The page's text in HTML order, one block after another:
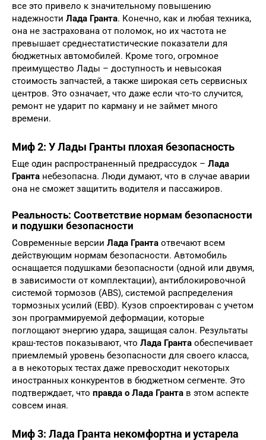
все это привело к значительному повышению
надежности Лада Гранта. Конечно, как и любая техника,
она не застрахована от поломок, но их частота не
превышает среднестатистические показатели для
бюджетных автомобилей. Кроме того, огромное
преимущество Лады – доступность и невысокая
стоимость запчастей, а также широкая сеть сервисных
центров. Это означает, что даже если что-то случится,
ремонт не ударит по карману и не займет много
времени.
Миф 2: У Лады Гранты плохая безопасность
Еще один распространенный предрассудок – Лада
Гранта небезопасна. Люди думают, что в случае аварии
она не сможет защитить водителя и пассажиров.
Реальность: Соответствие нормам безопасности
и подушки безопасности
Современные версии Лада Гранта отвечают всем
действующим нормам безопасности. Автомобиль
оснащается подушками безопасности (одной или двумя,
в зависимости от комплектации), антиблокировочной
системой тормозов (ABS), системой распределения
тормозных усилий (EBD). Кузов спроектирован с учетом
зон программируемой деформации, которые
поглощают энергию удара, защищая салон. Результаты
краш-тестов показывают, что Лада Гранта обеспечивает
приемлемый уровень безопасности для своего класса,
а в некоторых тестах даже превосходит некоторых
иностранных конкурентов в бюджетном сегменте. Это
подтверждает, что правда о Лада Гранта в этом аспекте
совсем иная.
Миф 3: Лада Гранта некомфортна и устарела